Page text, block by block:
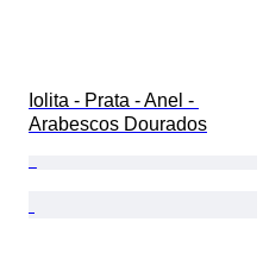
Iolita - Prata - Anel -
Arabescos Dourados